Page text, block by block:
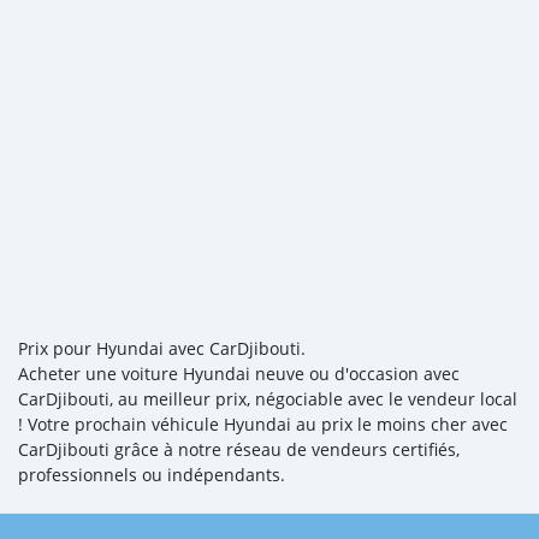
Prix pour Hyundai avec CarDjibouti.
Acheter une voiture Hyundai neuve ou d'occasion avec
CarDjibouti, au meilleur prix, négociable avec le vendeur local
! Votre prochain véhicule Hyundai au prix le moins cher avec
CarDjibouti grâce à notre réseau de vendeurs certifiés,
professionnels ou indépendants.